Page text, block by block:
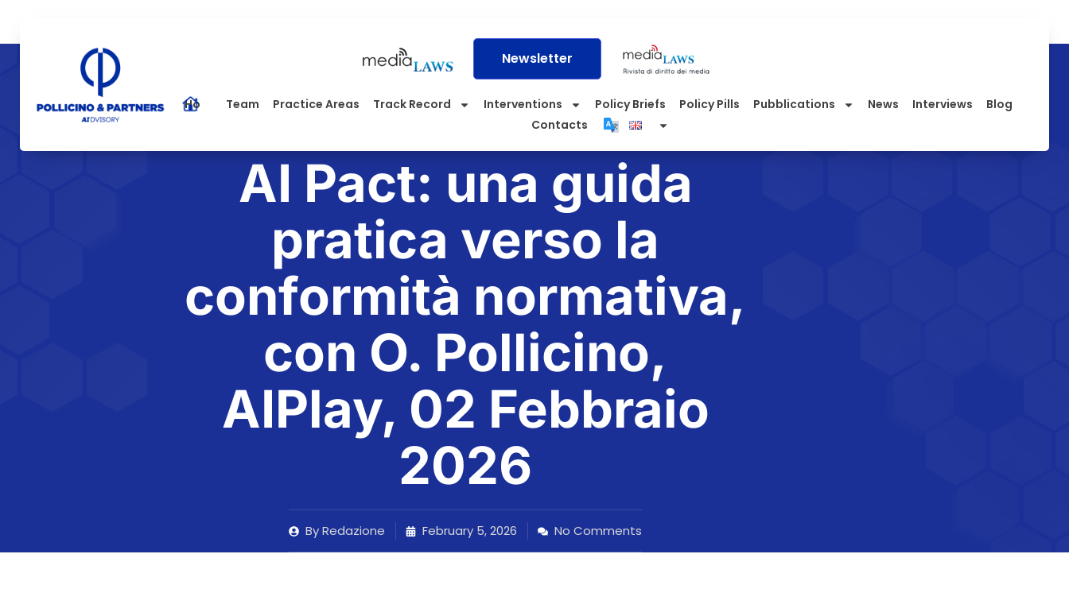
Newsletter
Home Team Practice Areas Track Record Interventions Policy Briefs Policy Pills Pubblications News Interviews
Blog
Contacts
AI Pact: una guida
pratica verso la
conformità normativa,
con O. Pollicino,
AIPlay, 02 Febbraio
2026
ByRedazione February 5, 2026 No Comments